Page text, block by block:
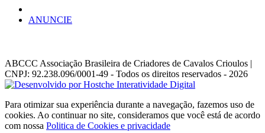
ANUNCIE
ABCCC Associação Brasileira de Criadores de Cavalos Crioulos |
CNPJ: 92.238.096/0001-49 - Todos os direitos reservados - 2026
Para otimizar sua experiência durante a navegação, fazemos uso de
cookies. Ao continuar no site, consideramos que você está de acordo
com nossa Politica de Cookies e privacidade